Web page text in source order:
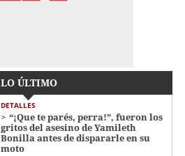
LO ÚLTIMO
DETALLES
“¡Que te parés, perra!”, fueron los
gritos del asesino de Yamileth
Bonilla antes de dispararle en su
moto